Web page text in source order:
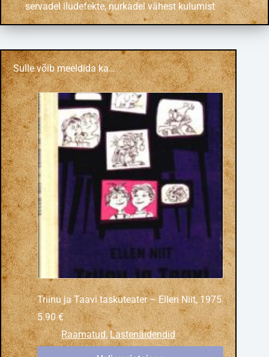
servadel iludefekte, nurkadel vähest kulumist
Sulle võib meeldida ka…
Triinu ja Taavi taskuteater – Ellen Niit, 1975
5.90€
Raamatud,Lastenäidendid